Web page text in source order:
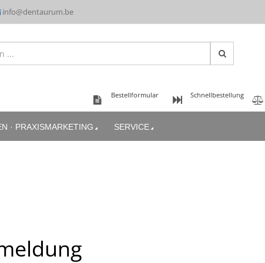
info@dentaurum.be
Schnellbestellung
Bestellformular
· PRAXISMARKETING SERVICE